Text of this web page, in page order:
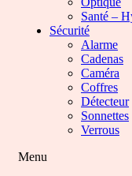
Santé –
Sécurité
Alarme
Cadenas
Caméra
Coffres
Détecteur
Sonnettes
Verrous
Menu